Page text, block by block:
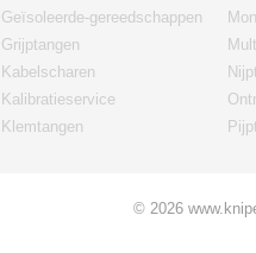
Geïsoleerde-gereedschappen
Grijptangen
Kabelscharen
Kalibratieservice
Klemtangen
© 2026